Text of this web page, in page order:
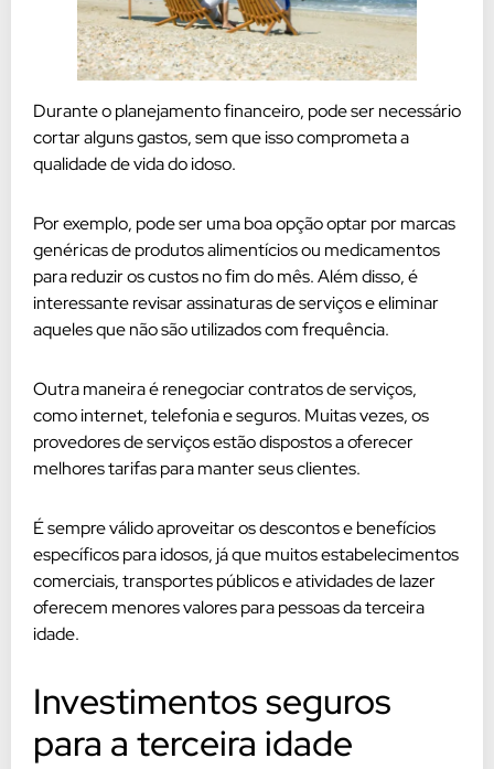
Durante o planejamento financeiro, pode ser necessário
cortar alguns gastos, sem que isso comprometa a
qualidade de vida do idoso.
Por exemplo, pode ser uma boa opção optar por marcas
genéricas de produtos alimentícios ou medicamentos
para reduzir os custos no fim do mês. Além disso, é
interessante revisar assinaturas de serviços e eliminar
aqueles que não são utilizados com frequência.
Outra maneira é renegociar contratos de serviços,
como internet, telefonia e seguros. Muitas vezes, os
provedores de serviços estão dispostos a oferecer
melhores tarifas para manter seus clientes.
É sempre válido aproveitar os descontos e benefícios
específicos para idosos, já que muitos estabelecimentos
comerciais, transportes públicos e atividades de lazer
oferecem menores valores para pessoas da terceira
idade.
Investimentos seguros
para a terceira idade